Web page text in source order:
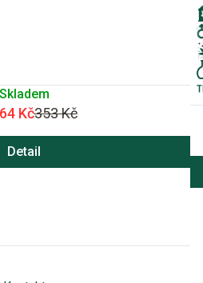
Skladem
Kč353 Kč
Detail